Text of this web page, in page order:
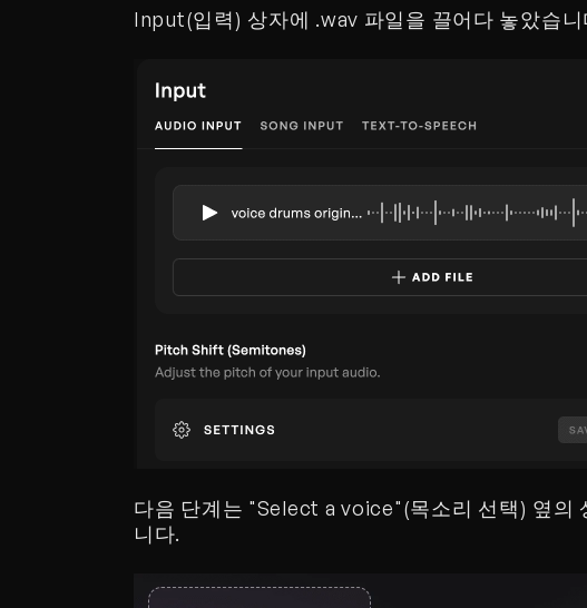
Input(입력) 상자에 .wav 파일을 끌어다 놓았습니
다음 단계는 "Select a voice"(목소리 선택) 옆의
니다.